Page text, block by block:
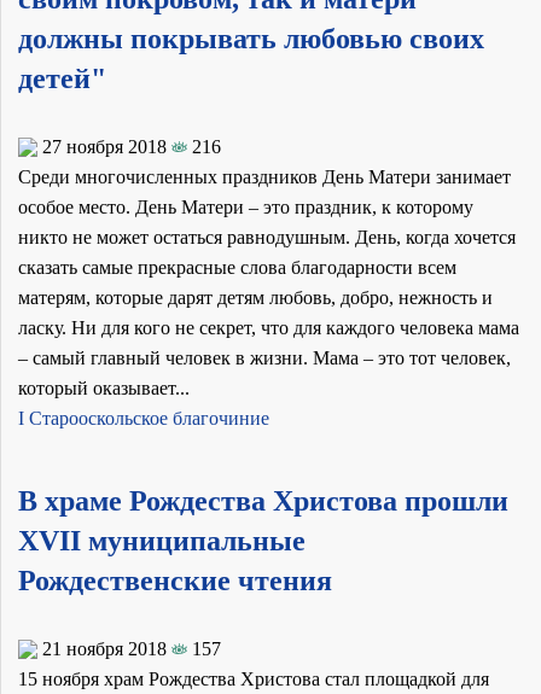
должны покрывать любовью своих
детей"
27 ноября 2018
216
Среди многочисленных праздников День Матери занимает
особое место. День Матери – это праздник, к которому
никто не может остаться равнодушным. День, когда хочется
сказать самые прекрасные слова благодарности всем
матерям, которые дарят детям любовь, добро, нежность и
ласку. Ни для кого не секрет, что для каждого человека мама
– самый главный человек в жизни. Мама – это тот человек,
который оказывает...
I Старооскольское благочиние
В храме Рождества Христова прошли
XVII муниципальные
Рождественские чтения
21 ноября 2018
157
15 ноября храм Рождества Христова стал площадкой для